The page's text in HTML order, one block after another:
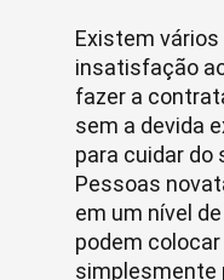
Existem
insatisfação
fazer a
sem a devida
para cuidar do
Pessoas
em um nível
podem
simplesmente